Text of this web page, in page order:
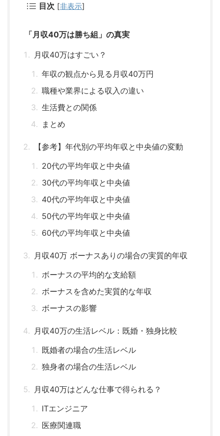
目次 [非表示]
「月収40万は勝ち組」の真実
月収40万はすごい？
年収の観点から見る月収40万円
職種や業界による収入の違い
生活費との関係
まとめ
【参考】年代別の平均年収と中央値の変動
20代の平均年収と中央値
30代の平均年収と中央値
40代の平均年収と中央値
50代の平均年収と中央値
60代の平均年収と中央値
月収40万 ボーナスありの場合の実質的年収
ボーナスの平均的な支給額
ボーナスを含めた実質的な年収
ボーナスの影響
月収40万の生活レベル：既婚・独身比較
既婚者の場合の生活レベル
独身者の場合の生活レベル
月収40万はどんな仕事で得られる？
ITエンジニア
医療関連職